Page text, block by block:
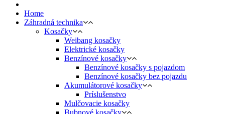
Home
Záhradná technika
Kosačky
Weibang kosačky
Elektrické kosačky
Benzínové kosačky
Benzínové kosačky s pojazdom
Benzínové kosačky bez pojazdu
Akumulátorové kosačky
Príslušenstvo
Mulčovacie kosačky